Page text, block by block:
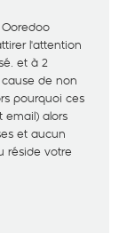
l'attention
et à 2
de non
pourquoi ces
email) alors
et aucun
réside votre